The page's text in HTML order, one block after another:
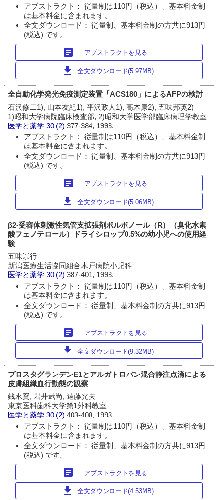
アブストラクト： 従量制は110円（税込）、基本料金制
は基本料金に含まれます。
全文ダウンロード： 従量制、基本料金制の方共に913円
(税込) です。
article アブストラクトを見る
download 全文ダウンロード(5.97MB)
全自動化学発光免疫測定装置「ACS180」によるAFPの検討
石沢修二1), 山本友紀1), 平沢政人1), 高木康2), 五味邦英2)
1)昭和大学病院臨床検査部, 2)昭和大学医学部臨床病理学教室
医学と薬学 30 (2)377-384, 1993.
アブストラクト： 従量制は110円（税込）、基本料金制
は基本料金に含まれます。
全文ダウンロード： 従量制、基本料金制の方共に913円
(税込) です。
article アブストラクトを見る
download 全文ダウンロード(5.06MB)
β2-受容体刺激性気管支拡張剤ポルボノール（R）（臭化水素
酸フェノテロール）ドライシロップ0.5%の幼小児への使用経
験
五味崇行
新潟医療生活協同組合木戸病院小児科
医学と薬学 30 (2)387-401, 1993.
アブストラクト： 従量制は110円（税込）、基本料金制
は基本料金に含まれます。
全文ダウンロード： 従量制、基本料金制の方共に913円
(税込) です。
article アブストラクトを見る
download 全文ダウンロード(9.32MB)
プロスタグランデンE1とアルガトロバン混合静注点滴による
皮膚組織血行動態の観察
銭水賢, 岩井武尚, 遠藤光夫
東京医科歯科大学第1外科教室
医学と薬学 30 (2)403-408, 1993.
アブストラクト： 従量制は110円（税込）、基本料金制
は基本料金に含まれます。
全文ダウンロード： 従量制、基本料金制の方共に913円
(税込) です。
article アブストラクトを見る
download 全文ダウンロード(4.53MB)